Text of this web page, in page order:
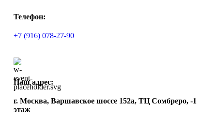
Телефон:
+7 (916) 078-27-90
Наш адрес:
г. Москва, Варшавское шоссе 152а, ТЦ Сомбреро, -1
этаж